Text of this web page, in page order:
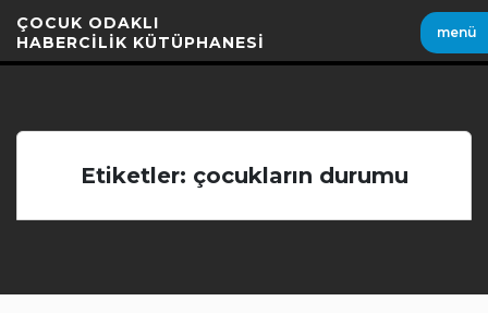
Geç
ÇOCUK ODAKLI
HABERCİLİK KÜTÜPHANESİ
menü
Etiketler: çocukların durumu